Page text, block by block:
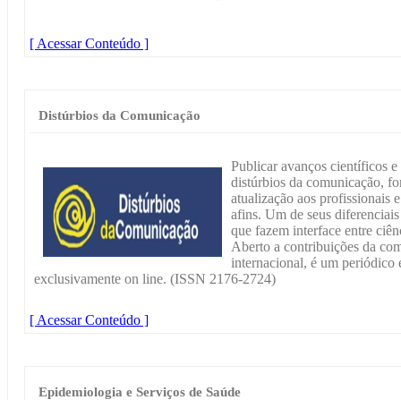
[ Acessar Conteúdo ]
Distúrbios da Comunicação
Publicar avanços científicos
distúrbios da comunicação,
atualização aos profissionais
afins. Um de seus
que fazem interface entre
Aberto a contribuições da
internacional, é um periódico
exclusivamente on line. (ISSN 2176-2724)
[ Acessar Conteúdo ]
Epidemiologia e Serviços de Saúde